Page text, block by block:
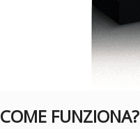
COME FUNZIONA?